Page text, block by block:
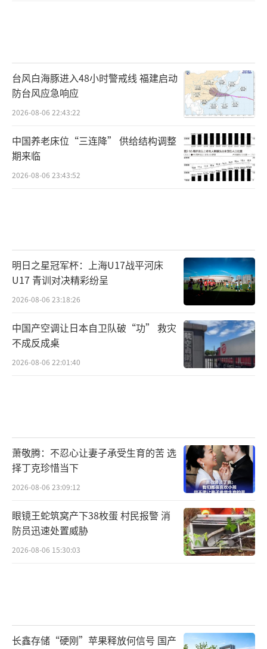
台风白海豚进入48小时警戒线 福建启动
防台风应急响应
2026-08-06 22:43:22
中国养老床位“三连降” 供给结构调整
期来临
2026-08-06 23:43:52
明日之星冠军杯：上海U17战平河床
U17 青训对决精彩纷呈
2026-08-06 23:18:26
中国产空调让日本自卫队破“功” 救灾
不成反成桌
2026-08-06 22:01:40
萧敬腾：不忍心让妻子承受生育的苦 选
择丁克珍惜当下
2026-08-06 23:09:12
眼镜王蛇筑窝产下38枚蛋 村民报警 消
防员迅速处置威胁
2026-08-06 15:30:03
长鑫存储“硬刚”苹果释放何信号 国产